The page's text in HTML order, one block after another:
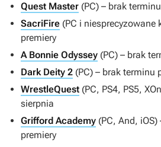
Quest Master (PC) – brak
SacriFire (PC i niesprecyzowane
premiery
A Bonnie Odyssey (PC) – brak
Dark Deity 2 (PC) – brak terminu
WrestleQuest (PC, PS4, PS5,
sierpnia
Grifford Academy (PC, And,
premiery